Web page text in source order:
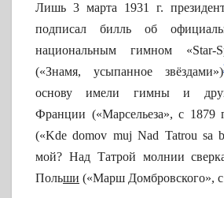
Лишь 3 марта 1931 г.
подписал билль об
национальным гимном «Star-
(«Знамя, усыпанное звёздами»)
основу имели гимны и
Франции («Марсельеза», с 1879
(«Kde domov muj Nad Tatrou sa
мой? Над Татрой молнии
Польши («Марш Домбровского», с